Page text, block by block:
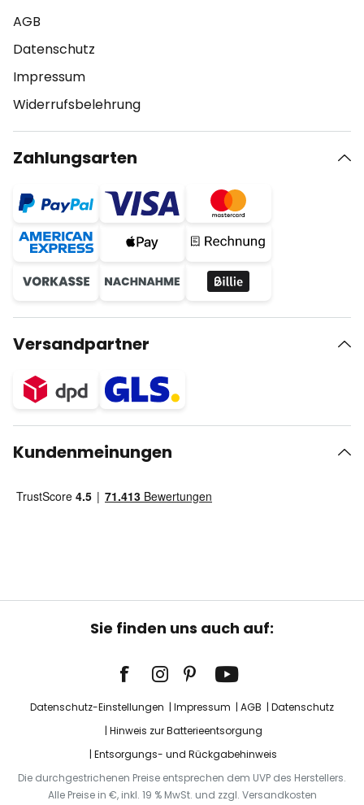
AGB
Datenschutz
Impressum
Widerrufsbelehrung
Zahlungsarten
Versandpartner
Kundenmeinungen
Sie finden uns auch auf:
Datenschutz-Einstellungen Impressum AGB
Datenschutz
Hinweis zur Batterieentsorgung
Entsorgungs- und Rückgabehinweis
Die durchgestrichenen Preise entsprechen dem UVP des Herstellers.
Alle Preise in €, inkl. 19 % MwSt. und zzgl. Versandkosten